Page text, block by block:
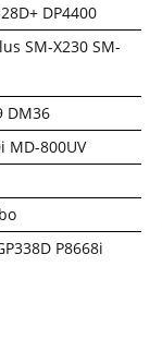
DP4400
SM-X230 SM-
DM36
MD-800UV
P8668i